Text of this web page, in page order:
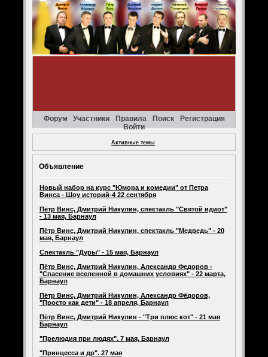
Форум Участники Правила Поиск
Регистрация
Войти
Активные темы
Объявление
Новый набор на курс "Юмора и комедии" от Петра
Винса - Шоу историй-4 22 сентября
Пётр Винс, Дмитрий Никулин, спектакль "Святой идиот"
- 13 мая, Барнаул
Пётр Винс, Дмитрий Никулин, спектакль "Медведь" - 20
мая, Барнаул
Спектакль "Дуры" - 15 мая, Барнаул
Пётр Винс, Дмитрий Никулин, Александр Федоров -
"Спасение вселенной в домашних условиях" - 22 марта,
Барнаул
Пётр Винс, Дмитрий Никулин, Александр Фёдоров,
"Просто как дети" - 18 апреля, Барнаул
Пётр Винс, Дмитрий Никулин - "Три плюс кот" - 21 мая
Барнаул
"Прелюдия при людях". 7 мая, Барнаул
"Принцесса и др". 27 мая